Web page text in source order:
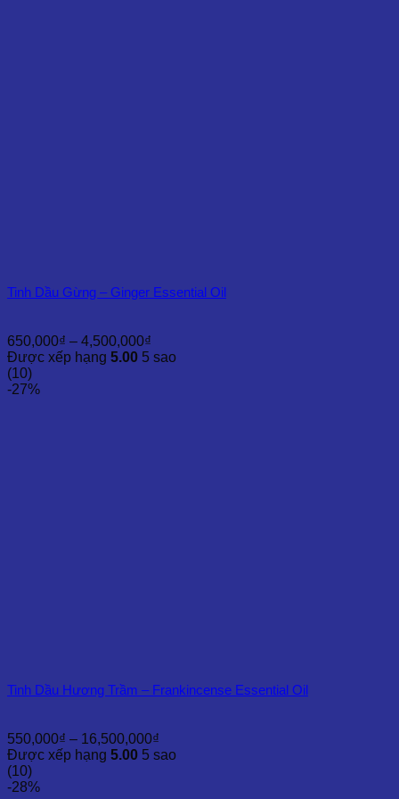
Tinh Dầu Gừng – Ginger Essential Oil
650,000₫ – 4,500,000₫
giá:
Được xếp hạng 5.00 5 sao
(10)
-27%
Tinh Dầu Hương Trầm – Frankincense Essential Oil
550,000₫ – 16,500,000₫
giá:
Được xếp hạng 5.00 5 sao
(10)
-28%